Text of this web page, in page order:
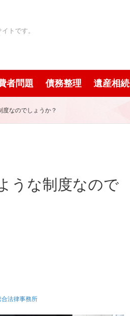
トです。
者問題 債務整理 遺産相続
なのでしょうか？
うな制度なので
法律事務所